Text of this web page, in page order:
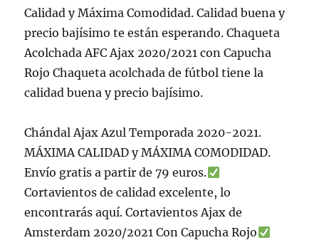
Calidad y Máxima Comodidad. Calidad buena y
precio bajísimo te están esperando. Chaqueta
Acolchada AFC Ajax 2020/2021 con Capucha
Rojo Chaqueta acolchada de fútbol tiene la
calidad buena y precio bajísimo.
Chándal Ajax Azul Temporada 2020-2021.
MÁXIMA CALIDAD y MÁXIMA COMODIDAD.
Envío gratis a partir de 79 euros.
Cortavientos de calidad excelente, lo
encontrarás aquí. Cortavientos Ajax de
Amsterdam 2020/2021 Con Capucha Rojo